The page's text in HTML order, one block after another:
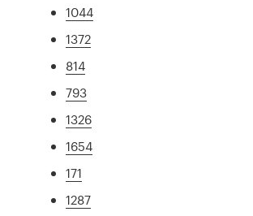
1044
1372
814
793
1326
1654
171
1287